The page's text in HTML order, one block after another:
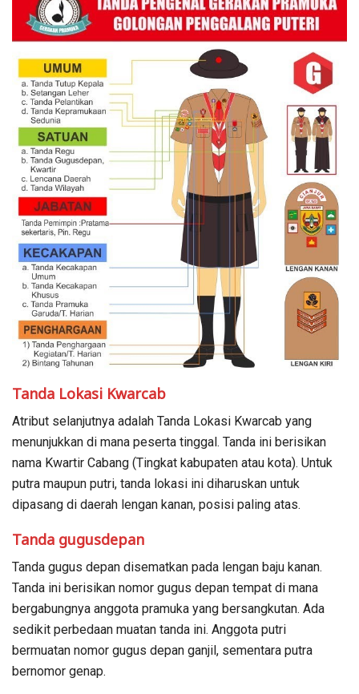
Tanda Lokasi Kwarcab
Atribut selanjutnya adalah Tanda Lokasi Kwarcab yang
menunjukkan di mana peserta tinggal. Tanda ini berisikan
nama Kwartir Cabang (Tingkat kabupaten atau kota). Untuk
putra maupun putri, tanda lokasi ini diharuskan untuk
dipasang di daerah lengan kanan, posisi paling atas.
Tanda gugusdepan
Tanda gugus depan disematkan pada lengan baju kanan.
Tanda ini berisikan nomor gugus depan tempat di mana
bergabungnya anggota pramuka yang bersangkutan. Ada
sedikit perbedaan muatan tanda ini. Anggota putri
bermuatan nomor gugus depan ganjil, sementara putra
bernomor genap.